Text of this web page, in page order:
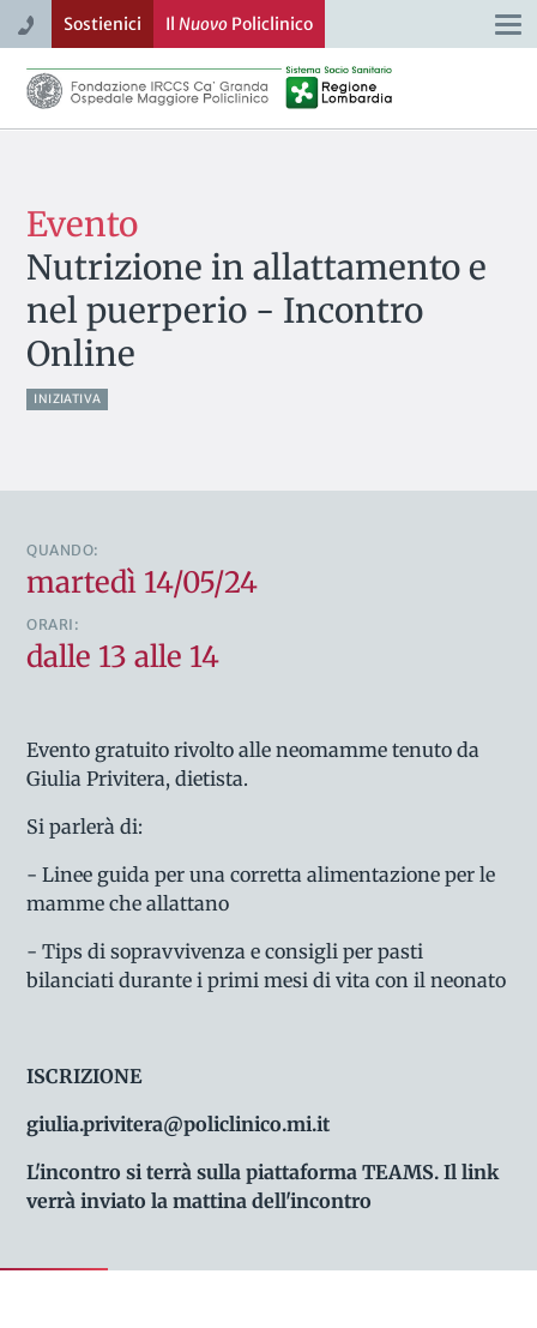
Sostienici Il NuovoPoliclinico
Evento
Nutrizione in allattamento e
nel puerperio - Incontro
Online
INIZIATIVA
QUANDO:
martedì 14/05/24
ORARI:
dalle 13 alle 14
Evento gratuito rivolto alle neomamme tenuto da
Giulia Privitera, dietista.
Si parlerà di:
- Linee guida per una corretta alimentazione per le
mamme che allattano
- Tips di sopravvivenza e consigli per pasti
bilanciati durante i primi mesi di vita con il neonato
ISCRIZIONE
giulia.privitera@policlinico.mi.it
L'incontro si terrà sulla piattaforma TEAMS. Il link
verrà inviato la mattina dell'incontro